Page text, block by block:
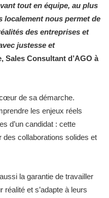
tout en équipe, au plus
localement nous permet de
des entreprises et
justesse et
Sales Consultant d’AGO à
de sa démarche.
les enjeux réels
d’un candidat : cette
des collaborations solides et
la garantie de travailler
et s’adapte à leurs